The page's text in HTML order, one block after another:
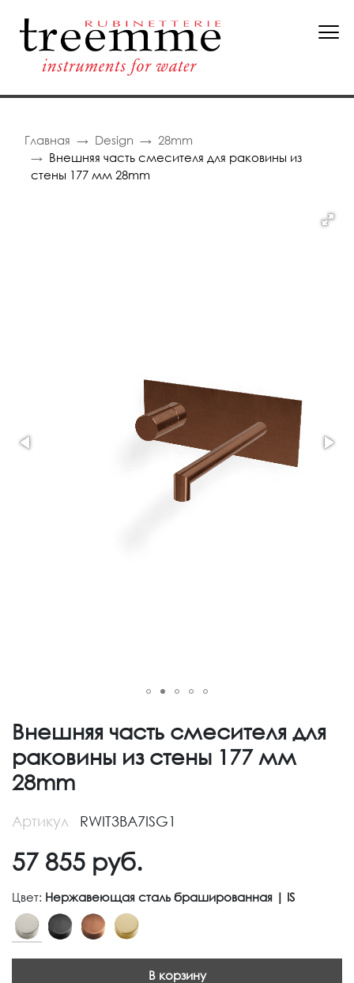
Главная Design
28mm
Внешняя часть смесителя для раковины из
стены 177 мм 28mm
Внешняя часть смесителя для
раковины из стены 177 мм
28mm
Артикул RWIT3BA7ISG1
57 855 руб.
Цвет: Нержавеющая сталь брашированная | IS
В корзину